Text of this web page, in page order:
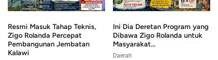
Resmi Masuk Tahap Teknis,
Zigo Rolanda Percepat
Pembangunan Jembatan
Kalawi
Ini Dia Deretan Program yang
Dibawa Zigo Rolanda untuk
Masyarakat...
Daerah